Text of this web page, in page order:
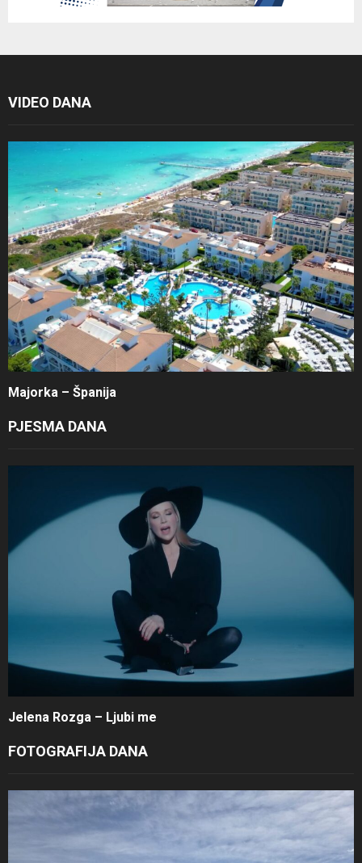
VIDEO DANA
Majorka – Španija
PJESMA DANA
Jelena Rozga – Ljubi me
FOTOGRAFIJA DANA